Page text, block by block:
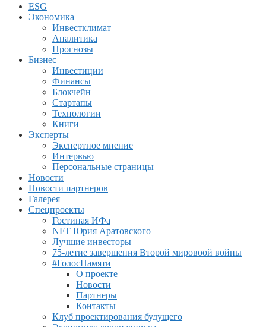
ESG
Экономика
Инвестклимат
Аналитика
Прогнозы
Бизнес
Инвестиции
Финансы
Блокчейн
Стартапы
Технологии
Книги
Эксперты
Экспертное мнение
Интервью
Персональные страницы
Новости
Новости партнеров
Галерея
Спецпроекты
Гостиная ИФа
NFT Юрия Аратовского
Лучшие инвесторы
75-летие завершения Второй мировоой войны
#ГолосПамяти
О проекте
Новости
Партнеры
Контакты
Клуб проектирования будущего